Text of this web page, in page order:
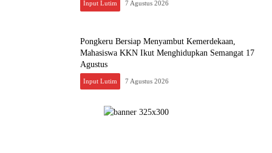
Input Lutim 7 Agustus 2026
Pongkeru Bersiap Menyambut Kemerdekaan,
Mahasiswa KKN Ikut Menghidupkan Semangat 17
Agustus
Input Lutim 7 Agustus 2026